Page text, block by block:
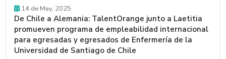
Empleadores
14 de May, 2025
De Chile a Alemania: TalentOrange junto a Laetitia
promueven programa de empleabilidad internacional
para egresadas y egresados de Enfermería de la
Universidad de Santiago de Chile